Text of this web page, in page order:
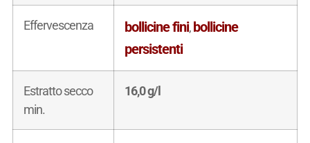
Effervescenza bollicine fini,bollicine
persistenti
Estratto secco
min.
16,0 g/l